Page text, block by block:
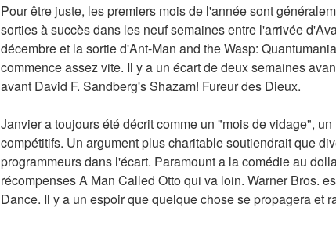
Pour être juste, les premiers mois de l'année sont
sorties à succès dans les neuf semaines entre l'arrivée
décembre et la sortie d'Ant-Man and the Wasp:
commence assez vite. Il y a un écart de deux semaines
avant David F. Sandberg's Shazam! Fureur des Dieux.
Janvier a toujours été décrit comme un "mois de vidage",
compétitifs. Un argument plus charitable soutiendrait que
programmeurs dans l'écart. Paramount a la comédie au
récompenses A Man Called Otto qui va loin. Warner Bros.
Dance. Il y a un espoir que quelque chose se propagera et